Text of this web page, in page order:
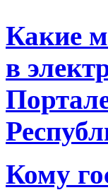
Какие
в
Кому